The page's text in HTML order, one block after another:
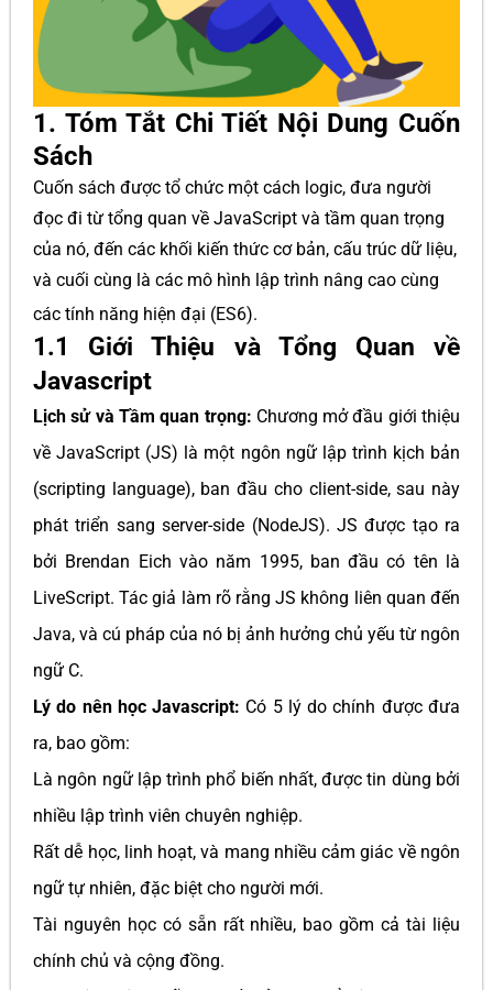
1. Tóm Tắt Chi Tiết Nội Dung Cuốn
Sách
Cuốn sách được tổ chức một cách logic, đưa người
đọc đi từ tổng quan về JavaScript và tầm quan trọng
của nó, đến các khối kiến thức cơ bản, cấu trúc dữ liệu,
và cuối cùng là các mô hình lập trình nâng cao cùng
các tính năng hiện đại (ES6).
1.1 Giới Thiệu và Tổng Quan về
Javascript
Lịch sử và Tầm quan trọng: Chương mở đầu giới thiệu
về JavaScript (JS) là một ngôn ngữ lập trình kịch bản
(scripting language), ban đầu cho client-side, sau này
phát triển sang server-side (NodeJS). JS được tạo ra
bởi Brendan Eich vào năm 1995, ban đầu có tên là
LiveScript. Tác giả làm rõ rằng JS không liên quan đến
Java, và cú pháp của nó bị ảnh hưởng chủ yếu từ ngôn
ngữ C.
Lý do nên học Javascript: Có 5 lý do chính được đưa
ra, bao gồm:
Là ngôn ngữ lập trình phổ biến nhất, được tin dùng bởi
nhiều lập trình viên chuyên nghiệp.
Rất dễ học, linh hoạt, và mang nhiều cảm giác về ngôn
ngữ tự nhiên, đặc biệt cho người mới.
Tài nguyên học có sẵn rất nhiều, bao gồm cả tài liệu
chính chủ và cộng đồng.